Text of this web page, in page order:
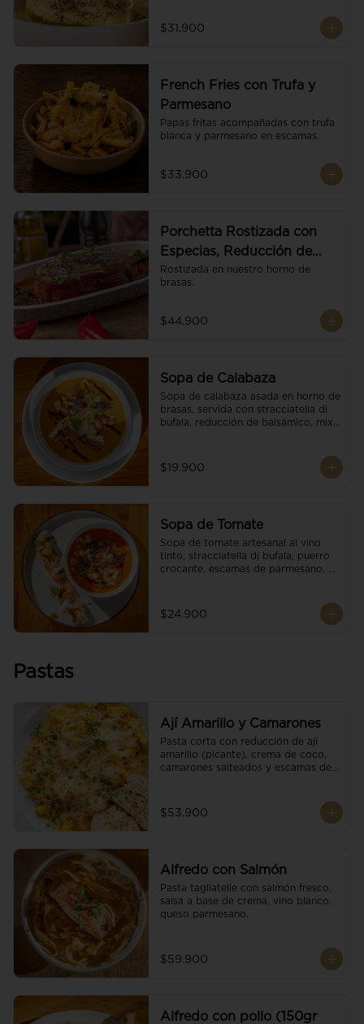
$31.900
French Fries con Trufa y
Parmesano
Papas fritas acompañadas con trufa
blanca y parmesano en escamas.
$33.900
Porchetta Rostizada con
Especias, Reducción de
Panela y Vino
Rostizada en nuestro horno de
brasas.
$44.900
Sopa de Calabaza
Sopa de calabaza asada en horno de
brasas, servida con stracciatella di
bufala, reducción de balsámico, mix
$19.900
Sopa de Tomate
Sopa de tomate artesanal al vino
tinto, stracciatella di bufala, puerro
crocante, escamas de parmesano,
Acompañado de un tostón de pan
focaccia.
$24.900
Pastas
Ají Amarillo y Camarones
Pasta corta con reducción de ají
amarillo (picante), crema de coco,
camarones salteados y escamas de
$53.900
Alfredo con Salmón
Pasta tagliatelle con salmón fresco,
salsa a base de crema, vino blanco,
queso parmesano.
$59.900
Alfredo con pollo (150gr